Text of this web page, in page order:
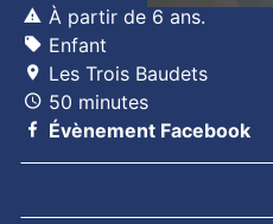
À partir de 6 ans.
Enfant
Les Trois Baudets
50 minutes
Évènement Facebook